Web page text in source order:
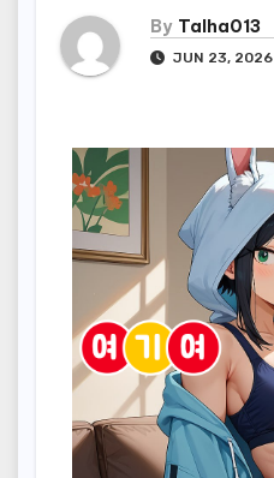
By Talha013
JUN 23, 2026